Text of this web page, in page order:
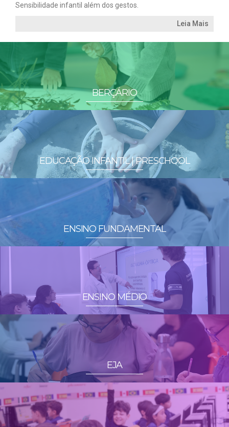
Sensibilidade infantil além dos gestos.
Leia Mais
BERÇÁRIO
EDUCAÇÃO INFANTIL | PRESCHOOL
ENSINO FUNDAMENTAL
ENSINO MÉDIO
EJA